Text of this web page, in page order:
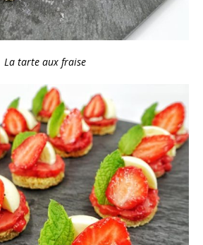
La tarte aux fraise